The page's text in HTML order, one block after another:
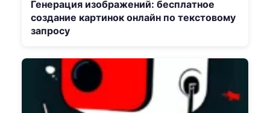
Генерация изображений: бесплатное
создание картинок онлайн по текстовому
запросу